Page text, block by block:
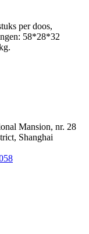
per doos,
58*28*32
Mansion, nr. 28
Shanghai